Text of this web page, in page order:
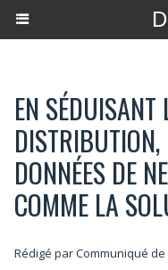
EN
DISTRIBUTION,
DONNÉES DE
COMME LA
Rédigé par Communiqué